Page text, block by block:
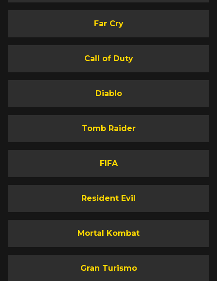
Far Cry
Call of Duty
Diablo
Tomb Raider
FIFA
Resident Evil
Mortal Kombat
Gran Turismo